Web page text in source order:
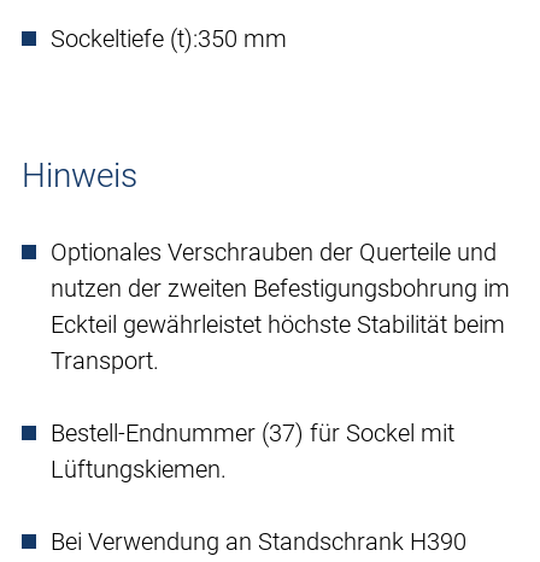
Sockeltiefe (t):350 mm
Hinweis
Optionales Verschrauben der Querteile und
nutzen der zweiten Befestigungsbohrung im
Eckteil gewährleistet höchste Stabilität beim
Transport.
Bestell-Endnummer (37) für Sockel mit
Lüftungskiemen.
Bei Verwendung an Standschrank H390